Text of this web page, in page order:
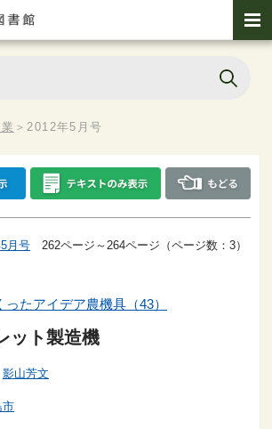
＞2012年5月号
月号 262ページ～264ページ（ページ数：3）
ったアイデア農機具（43）
ット製造機
影山芳文
市